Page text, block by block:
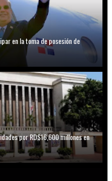
en la toma de posesión de
por RD$16,600 millones en